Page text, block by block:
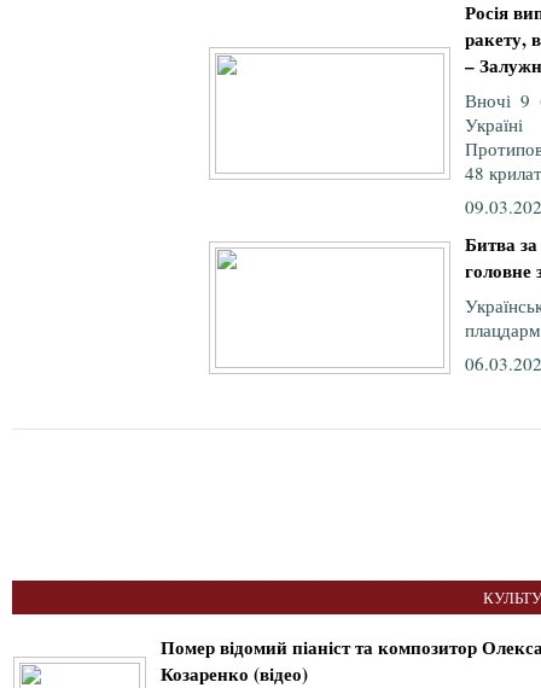
Росія
ракету,
–
Вночі 9
48
Битва
головне
Помер відомий піаніст та композитор
Козаренко (відео)